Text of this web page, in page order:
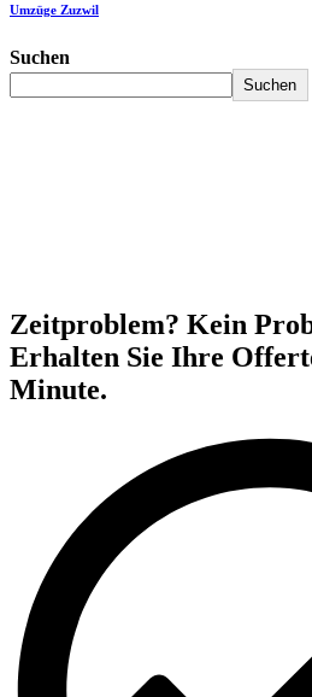
Umzüge Zuzwil
Suchen
Suchen
Zeitproblem? Kein
Erhalten Sie Ihre
Minute.